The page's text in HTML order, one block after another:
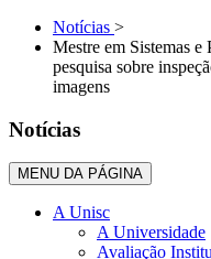
Notícias >
Mestre em Sistemas e
pesquisa sobre
imagens
Notícias
MENU DA PÁGINA
A Unisc
A Universidade
Avaliação